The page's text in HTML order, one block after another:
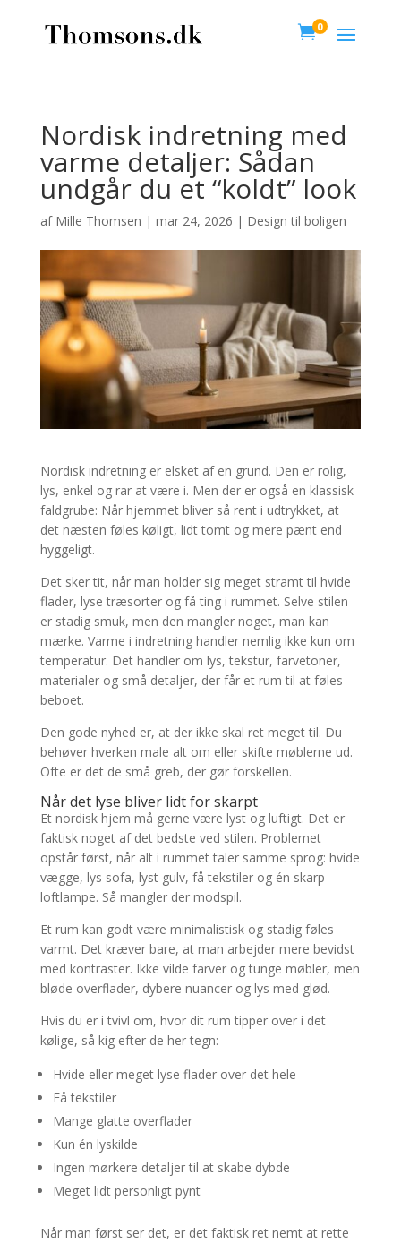
0
Nordisk indretning med
varme detaljer: Sådan
undgår du et “koldt” look
af Mille Thomsen | mar 24, 2026 | Design til boligen
Nordisk indretning er elsket af en grund. Den er rolig,
lys, enkel og rar at være i. Men der er også en klassisk
faldgrube: Når hjemmet bliver så rent i udtrykket, at
det næsten føles køligt, lidt tomt og mere pænt end
hyggeligt.
Det sker tit, når man holder sig meget stramt til hvide
flader, lyse træsorter og få ting i rummet. Selve stilen
er stadig smuk, men den mangler noget, man kan
mærke. Varme i indretning handler nemlig ikke kun om
temperatur. Det handler om lys, tekstur, farvetoner,
materialer og små detaljer, der får et rum til at føles
beboet.
Den gode nyhed er, at der ikke skal ret meget til. Du
behøver hverken male alt om eller skifte møblerne ud.
Ofte er det de små greb, der gør forskellen.
Når det lyse bliver lidt for skarpt
Et nordisk hjem må gerne være lyst og luftigt. Det er
faktisk noget af det bedste ved stilen. Problemet
opstår først, når alt i rummet taler samme sprog: hvide
vægge, lys sofa, lyst gulv, få tekstiler og én skarp
loftlampe. Så mangler der modspil.
Et rum kan godt være minimalistisk og stadig føles
varmt. Det kræver bare, at man arbejder mere bevidst
med kontraster. Ikke vilde farver og tunge møbler, men
bløde overflader, dybere nuancer og lys med glød.
Hvis du er i tvivl om, hvor dit rum tipper over i det
kølige, så kig efter de her tegn:
Hvide eller meget lyse flader over det hele
Få tekstiler
Mange glatte overflader
Kun én lyskilde
Ingen mørkere detaljer til at skabe dybde
Meget lidt personligt pynt
Når man først ser det, er det faktisk ret nemt at rette